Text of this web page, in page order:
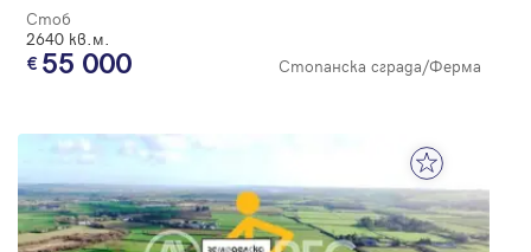
Стоб
2640 кв.м.
55 000 Стопанска сграда/Ферма